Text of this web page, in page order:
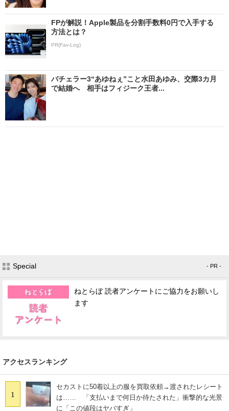
FPが解説！Apple製品を分割手数料0円で入手する
方法とは？
PR(Fav-Log)
バチェラー3“あゆねぇ”こと水田あゆみ、交際3カ月
で結婚へ 相手はフィジーク王者...
Special - PR -
ねとらぼ 読者アンケートにご協力をお願いし
ます
アクセスランキング
1
セカストに50着以上の服を買取依頼→渡されたレシート
は…… 「支払いまで何日か待たされた」衝撃的な光景
に「この値段はヤバすぎ」